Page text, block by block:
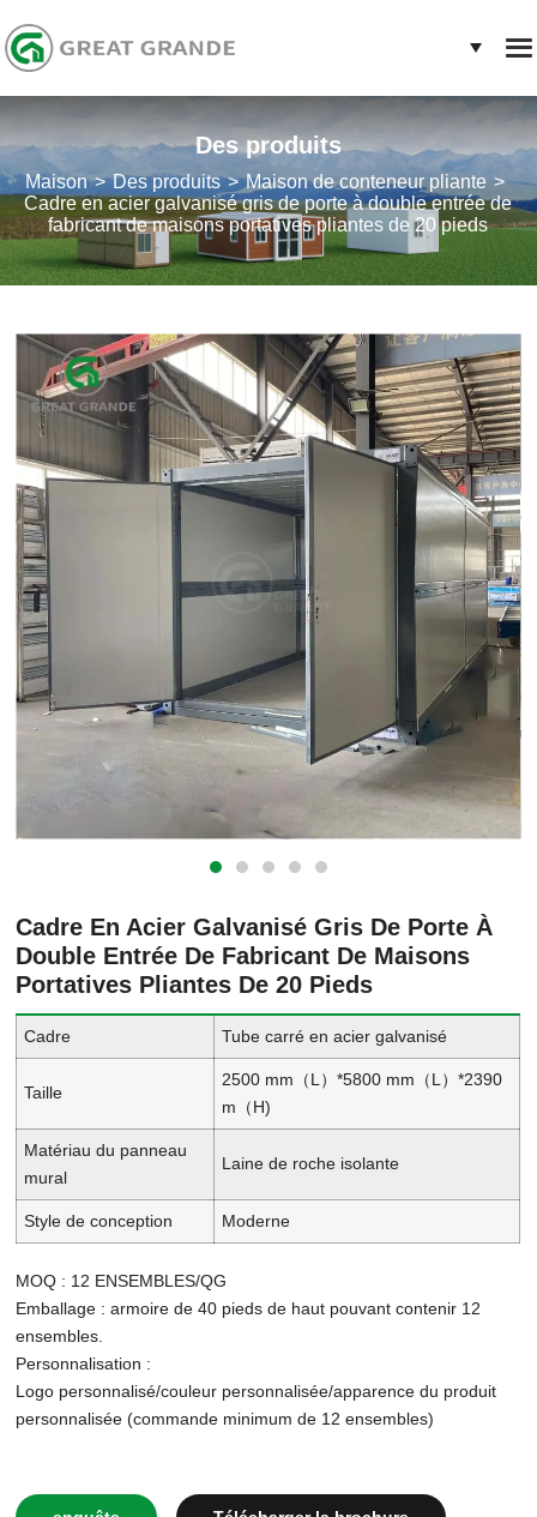
Des produits
Maison Des produits
Maison de conteneur pliante
Cadre en acier galvanisé gris de porte à double entrée de
fabricant de maisons portatives pliantes de 20 pieds
Cadre En Acier Galvanisé Gris De Porte À
Double Entrée De Fabricant De Maisons
Portatives Pliantes De 20 Pieds
Cadre Tube carré en acier galvanisé
Taille
2500 mm（L）*5800 mm（L）*2390
m（H)
Matériau du panneau
mural
Laine de roche isolante
Style de conception Moderne
MOQ : 12 ENSEMBLES/QG
Emballage : armoire de 40 pieds de haut pouvant contenir 12
ensembles.
Personnalisation :
Logo personnalisé/couleur personnalisée/apparence du produit
personnalisée (commande minimum de 12 ensembles)